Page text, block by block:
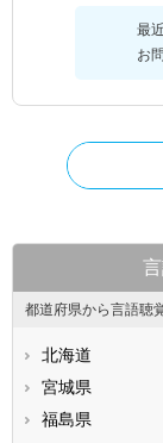
最
お
都道府県から言語聴
北海道
宮城県
福島県